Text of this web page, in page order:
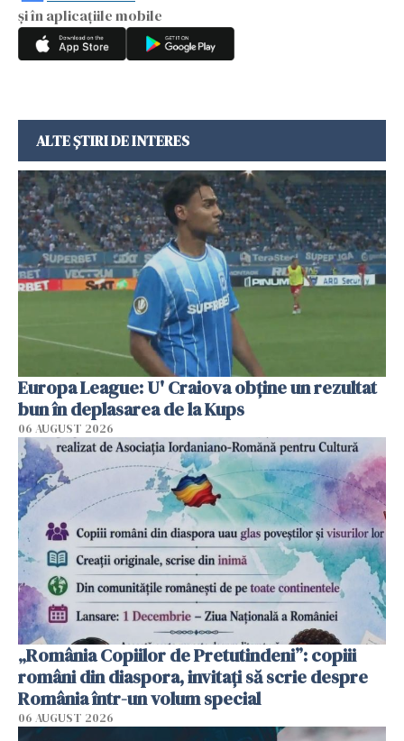
și în aplicațiile mobile
ALTE ȘTIRI DE INTERES
Europa League: U' Craiova obține un rezultat
bun în deplasarea de la Kups
06 AUGUST 2026
„România Copiilor de Pretutindeni”: copiii
români din diaspora, invitați să scrie despre
România într-un volum special
06 AUGUST 2026